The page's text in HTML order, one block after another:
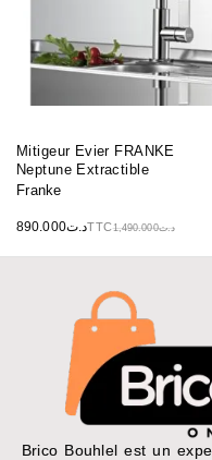
Mitigeur Evier FRANKE
Neptune Extractible
Franke
د.ت1,490.000 د.ت890.000 TTC
Brico Bouhlel est un